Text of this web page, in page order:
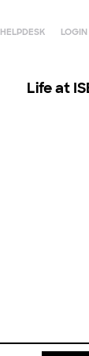
HELPDESK LOGIN
Life at